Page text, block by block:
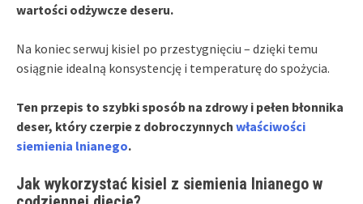
wartości odżywcze deseru.
Na koniec serwuj kisiel po przestygnięciu – dzięki temu
osiągnie idealną konsystencję i temperaturę do spożycia.
Ten przepis to szybki sposób na zdrowy i pełen błonnika
deser, który czerpie z dobroczynnych właściwości
siemienia lnianego.
Jak wykorzystać kisiel z siemienia lnianego w